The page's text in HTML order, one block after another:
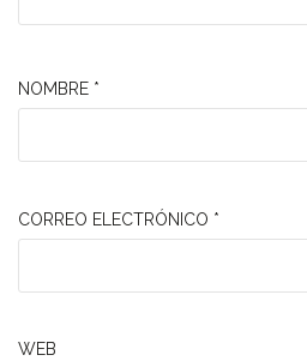
NOMBRE *
CORREO ELECTRÓNICO *
WEB